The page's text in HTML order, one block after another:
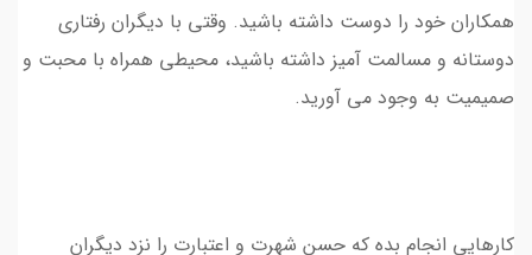
همکاران خود را دوست داشته باشید. وقتی با دیگران رفتاری
دوستانه و مسالمت‌ آمیز داشته باشید، محیطی همراه با محبت و
صمیمیت به‌ وجود می‌ آورید.
کارهایی انجام بده که حسن شهرت و اعتبارت را نزد دیگران